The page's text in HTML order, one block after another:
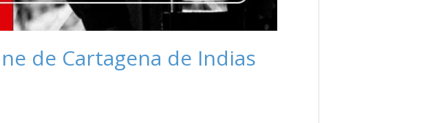
de Cartagena de Indias